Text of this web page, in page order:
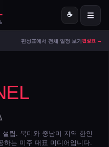
☕
립. 북미와 중남미 지역 한인
하는 미주 대표 미디어입니다.
11:53
편성표에서 전체 일정 보기 편성표 →